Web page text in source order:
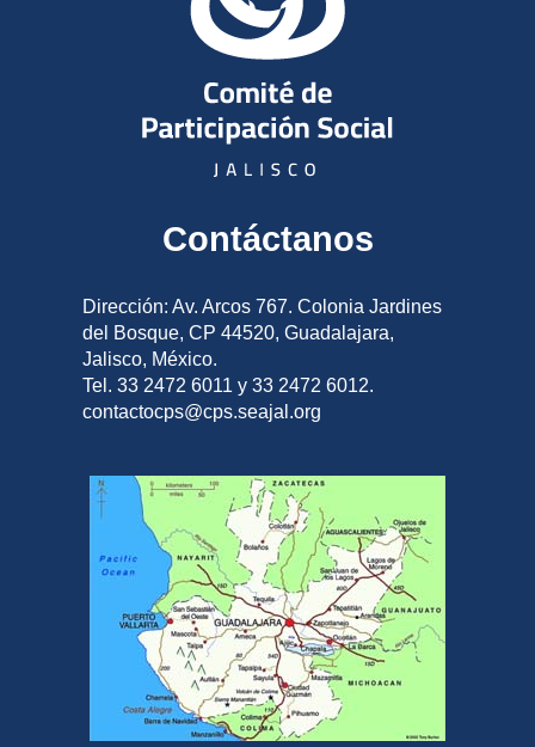
Contáctanos
Dirección: Av. Arcos 767. Colonia Jardines
del Bosque, CP 44520, Guadalajara,
Jalisco, México.
Tel. 33 2472 6011 y 33 2472 6012.
contactocps@cps.seajal.org